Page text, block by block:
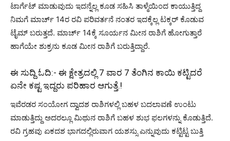
ಟಾರ್ಗೆಟ್ ಮಾಡುವುದು ಇದನ್ನೆಲ್ಲ ಕೂಡ ಸಹಿಸಿ ತಾಳ್ಮೆಯಿಂದ ಕಾಯುತ್ತಿದ್ದ
ನಿಮಗೆ ಮಾರ್ಚ್ 14ರ ರವಿ ಪರಿವರ್ತನೆ ನಂತರ ಇದಕ್ಕೆಲ್ಲ ಟಕ್ಕರ್ ಕೊಡುವ
ಟೈಮ್ ಬರುತ್ತದೆ. ಮಾರ್ಚ್ 14ಕ್ಕೆ ಸೂರ್ಯನ ಮೀನ ರಾಶಿಗೆ ಹೋಗುತ್ತಾರೆ
ಹಾಗೆಯೇ ಶುಕ್ರನು ಕೂಡ ಮೀನ ರಾಶಿಗೆ ಬರುತ್ತಿದ್ದಾರೆ.
ಈ ಸುದ್ದಿ ಓದಿ:- ಈ ಕ್ಷೇತ್ರದಲ್ಲಿ 7 ವಾರ 7 ತೆಂಗಿನ ಕಾಯಿ ಕಟ್ಟಿದರೆ
ಏನೇ ಕಷ್ಟ ಇದ್ದರು ಪರಿಹಾರ ಆಗುತ್ತೆ.!
ಇವೆರಡರ ಸಂಯೋಗ ದ್ವಾದಶ ರಾಶಿಗಳಲ್ಲಿ ಬಹಳ ಬದಲಾವಣೆ ಉಂಟು
ಮಾಡುತ್ತಿದ್ದು ಅದರಲ್ಲೂ ಮಿಥುನ ರಾಶಿಗೆ ಬಹಳ ಶುಭ ಫಲಗಳನ್ನು ಕೊಡುತ್ತಿದೆ.
ರವಿ ಗ್ರಹವು ಏಕದಶ ಭಾಗದಲ್ಲಿರುವಾಗ ಯಶಸ್ಸು ಎನ್ನುವುದು ಕಟ್ಟಿಟ್ಟ ಬುತ್ತಿ